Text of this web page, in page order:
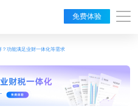
免费体验
？功能满足业财一体化等需求